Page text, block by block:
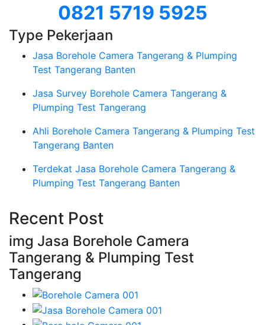
0821 5719 5925
Type Pekerjaan
Jasa Borehole Camera Tangerang & Plumping
Test Tangerang Banten
Jasa Survey Borehole Camera Tangerang &
Plumping Test Tangerang
Ahli Borehole Camera Tangerang & Plumping Test
Tangerang Banten
Terdekat Jasa Borehole Camera Tangerang &
Plumping Test Tangerang Banten
Recent Post
img Jasa Borehole Camera
Tangerang & Plumping Test
Tangerang